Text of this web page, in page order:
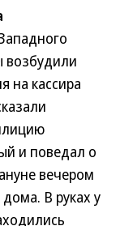
возбудили
на кассира
и поведал о
вечером
В руках у